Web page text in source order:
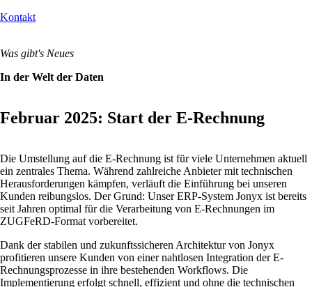
Kontakt
Was gibt's Neues
In der Welt der Daten
Februar 2025: Start der E-Rechnung
Die Umstellung auf die E-Rechnung ist für viele Unternehmen aktuell
ein zentrales Thema. Während zahlreiche Anbieter mit technischen
Herausforderungen kämpfen, verläuft die Einführung bei unseren
Kunden reibungslos. Der Grund: Unser ERP-System Jonyx ist bereits
seit Jahren optimal für die Verarbeitung von E-Rechnungen im
ZUGFeRD-Format vorbereitet.
Dank der stabilen und zukunftssicheren Architektur von Jonyx
profitieren unsere Kunden von einer nahtlosen Integration der E-
Rechnungsprozesse in ihre bestehenden Workflows. Die
Implementierung erfolgt schnell, effizient und ohne die technischen